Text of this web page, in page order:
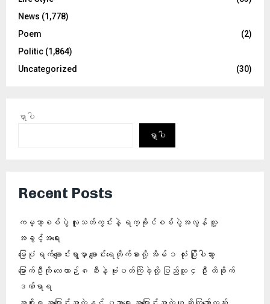
News (1,778)
Poem
(2)
Politic (1,864)
Uncategorized
(30)
ရှာပါ
ရှာပါ
Recent Posts
ကမ္ဘာ့စစ်ပွဲ လူသတ်ကွင်းနဲ့ ရက္ခိုင်စစ်ပွဲအလွန် လူ့
အခွင့်အရေး
မြေပုံ ရက်ချောင်းရွာမှာ ချောင်းရေတိုက်စားလို့ အိမ် ၁ လုံး ပြိုပါသွား
မြောက်ဦးကို လေယာဉ် ၈ စီးနဲ့ ဗုံးပတ်ကြဲခဲ့လို့ ပြည်သူ ၄ ဦး ထိခိုက်
ဒဏ်ရာရ